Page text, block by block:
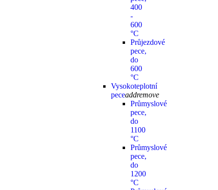
400
-
600
°C
Průjezdové
pece,
do
600
°C
Vysokoteplotní
peceaddremove
Průmyslové
pece,
do
1100
°C
Průmyslové
pece,
do
1200
°C